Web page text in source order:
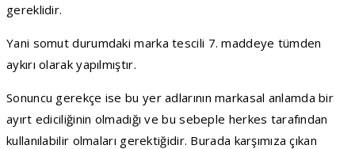
gereklidir.
Yani somut durumdaki marka tescili 7. maddeye tümden
aykırı olarak yapılmıştır.
Sonuncu gerekçe ise bu yer adlarının markasal anlamda bir
ayırt ediciliğinin olmadığı ve bu sebeple herkes tarafından
kullanılabilir olmaları gerektiğidir. Burada karşımıza çıkan